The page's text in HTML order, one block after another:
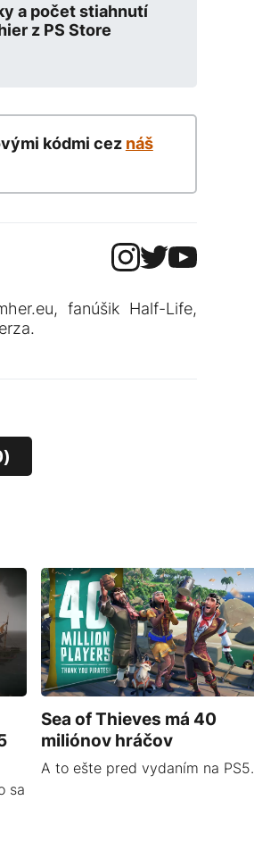
a počet stiahnutí
z PS Store
kódmi cez náš
fanúšik Half-Life,
sa
Sea of Thieves má 40
miliónov hráčov
A to ešte pred vydaním na PS5.